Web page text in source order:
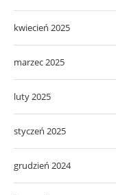
kwiecień 2025
marzec 2025
luty 2025
styczeń 2025
grudzień 2024